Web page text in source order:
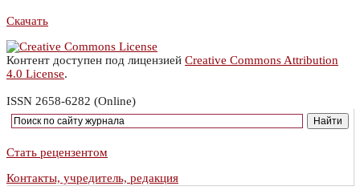
Скачать
Контент доступен под лицензией Creative Commons Attribution
4.0 License.
ISSN 2658-6282 (Online)
Стать рецензентом
Контакты, учредитель, редакция